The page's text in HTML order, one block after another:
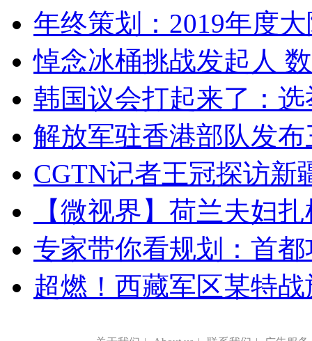
年终策划：2019年度
悼念冰桶挑战发起人
韩国议会打起来了：
解放军驻香港部队发
CGTN记者王冠探访新
【微视界】荷兰夫妇
专家带你看规划：首
超燃！西藏军区某特